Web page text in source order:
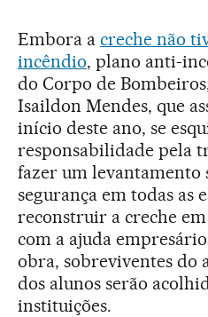
Embora a creche não
incêndio, plano anti-
do Corpo de
Isaildon Mendes, que
início deste ano, se
responsabilidade pela
fazer um levantamento
segurança em todas as
reconstruir a creche
com a ajuda
obra, sobreviventes do
dos alunos serão
instituições.